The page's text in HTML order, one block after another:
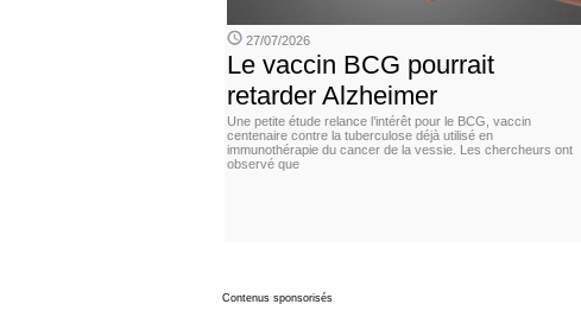
27/07/2026
Le vaccin BCG pourrait
retarder Alzheimer
Une petite étude relance l’intérêt pour le BCG, vaccin
centenaire contre la tuberculose déjà utilisé en
immunothérapie du cancer de la vessie. Les chercheurs ont
observé que
Contenus sponsorisés